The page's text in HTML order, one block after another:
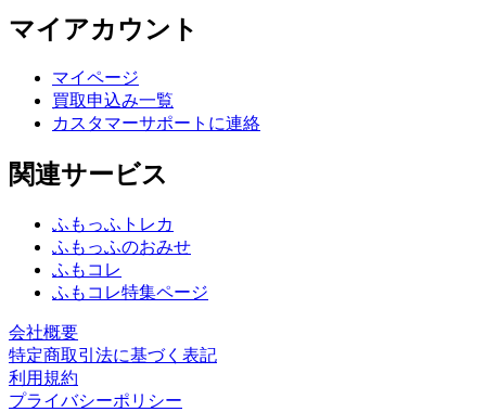
マイアカウント
マイページ
買取申込み一覧
カスタマーサポートに連絡
関連サービス
ふもっふトレカ
ふもっふのおみせ
ふもコレ
ふもコレ特集ページ
会社概要
特定商取引法に基づく表記
利用規約
プライバシーポリシー